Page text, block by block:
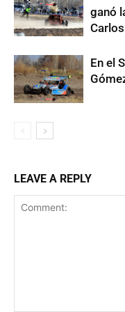
ganó
En el
LEAVE A REPLY